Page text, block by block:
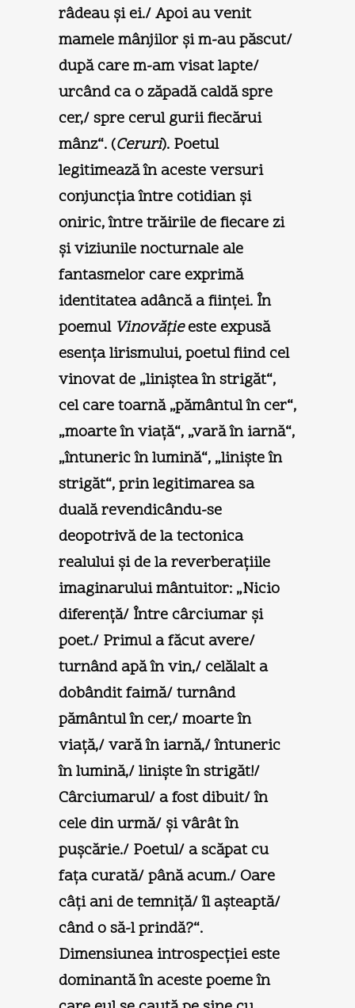
râdeau şi ei./ Apoi au venit
mamele mânjilor şi m-au păscut/
după care m-am visat lapte/
urcând ca o zăpadă caldă spre
cer,/ spre cerul gurii fiecărui
mânz“. (Ceruri). Poetul
legitimează în aceste versuri
conjuncţia între cotidian şi
oniric, între trăirile de fiecare zi
şi viziunile nocturnale ale
fantasmelor care exprimă
identitatea adâncă a fiinţei. În
poemul Vinovăţieeste expusă
esenţa lirismului, poetul fiind cel
vinovat de „liniştea în strigăt“,
cel care toarnă „pământul în cer“,
„moarte în viaţă“, „vară în iarnă“,
„întuneric în lumină“, „linişte în
strigăt“, prin legitimarea sa
duală revendicându-se
deopotrivă de la tectonica
realului şi de la reverberaţiile
imaginarului mântuitor: „Nicio
diferenţă/ Între cârciumar şi
poet./ Primul a făcut avere/
turnând apă în vin,/ celălalt a
dobândit faimă/ turnând
pământul în cer,/ moarte în
viaţă,/ vară în iarnă,/ întuneric
în lumină,/ linişte în strigăt!/
Cârciumarul/ a fost dibuit/ în
cele din urmă/ şi vârât în
puşcărie./ Poetul/ a scăpat cu
faţa curată/ până acum./ Oare
câţi ani de temniţă/ îl aşteaptă/
când o să-l prindă?“.
Dimensiunea introspecţiei este
dominantă în aceste poeme în